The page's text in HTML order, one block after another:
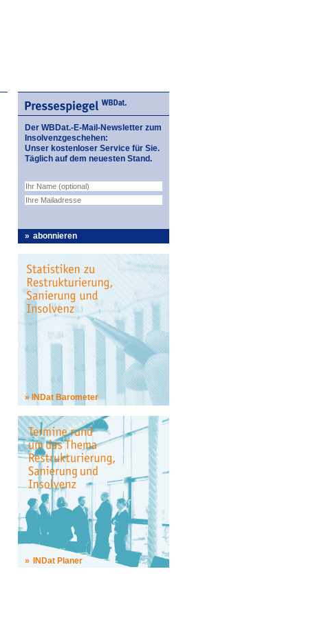
Der WBDat.-E-Mail-Newsletter zum
Insolvenzgeschehen:
Unser kostenloser Service für Sie.
Täglich auf dem neuesten Stand.
abonnieren
INDat Barometer
INDat Planer